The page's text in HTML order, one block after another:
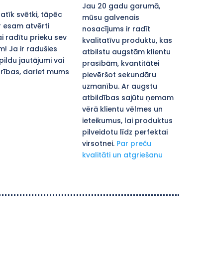
svētki, tāpēc
esam atvērti
radītu prieku sev
Ja ir radušies
jautājumi vai
dariet mums
Jau 20 gadu garumā,
mūsu galvenais
nosacījums ir radīt
kvalitatīvu produktu, kas
atbilstu augstām klientu
prasībām, kvantitātei
pievēršot sekundāru
uzmanību. Ar augstu
atbildības sajūtu ņemam
vērā klientu vēlmes un
ieteikumus, lai produktus
pilveidotu līdz perfektai
virsotnei. Par preču
kvalitāti un atgriešanu